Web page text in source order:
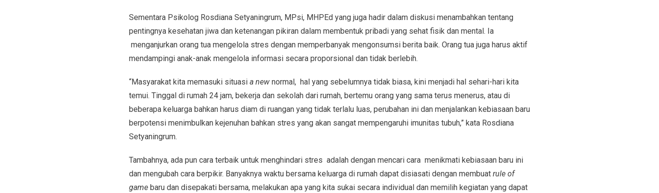
Sementara Psikolog Rosdiana Setyaningrum, MPsi, MHPEd yang juga hadir dalam diskusi menambahkan tentang
pentingnya kesehatan jiwa dan ketenangan pikiran dalam membentuk pribadi yang sehat fisik dan mental. Ia
menganjurkan orang tua mengelola stres dengan memperbanyak mengonsumsi berita baik. Orang tua juga harus aktif
mendampingi anak-anak mengelola informasi secara proporsional dan tidak berlebih.
“Masyarakat kita memasuki situasi a newnormal, hal yang sebelumnya tidak biasa, kini menjadi hal sehari-hari kita
temui. Tinggal di rumah 24 jam, bekerja dan sekolah dari rumah, bertemu orang yang sama terus menerus, atau di
beberapa keluarga bahkan harus diam di ruangan yang tidak terlalu luas, perubahan ini dan menjalankan kebiasaan baru
berpotensi menimbulkan kejenuhan bahkan stres yang akan sangat mempengaruhi imunitas tubuh,” kata Rosdiana
Setyaningrum.
Tambahnya, ada pun cara terbaik untuk menghindari stres adalah dengan mencari cara menikmati kebiasaan baru ini
dan mengubah cara berpikir. Banyaknya waktu bersama keluarga di rumah dapat disiasati dengan membuat rule of
gamebaru dan disepakati bersama, melakukan apa yang kita sukai secara individual dan memilih kegiatan yang dapat